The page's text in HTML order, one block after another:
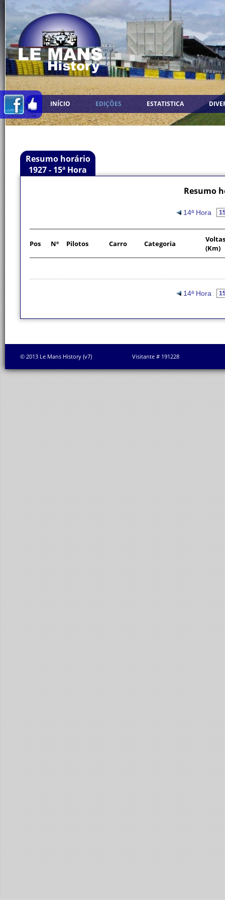
INÍCIO EDIÇÕES ESTATISTICA
Resumo horário
1927 - 15ª Hora
Resumo
14ª Hora
Pos Nº Pilotos Carro Categoria
Voltas
(Km)
14ª Hora
© 2013 Le Mans History (v7) Visitante # 191228